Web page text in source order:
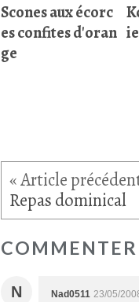
Scones aux écorc
es confites d'oran
ge
Repas dominical
N Nad0511 23/05/